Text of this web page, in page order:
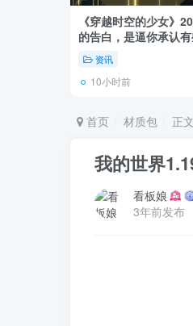
《穿越时空的少女》
的告白，是逼你承认
资讯
10小时前
首页 材质包 正文
我的世界
看板娘
3年前发布